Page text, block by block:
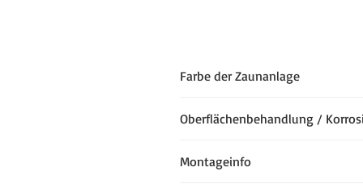
Farbe der Zaunanlage
6005 Moosgrünan. Wenn Sie
die Stabmatten und die Pfosten
Oberflächenbehandlung /
stark gegen Korrosion geschützt.
Montageinfo